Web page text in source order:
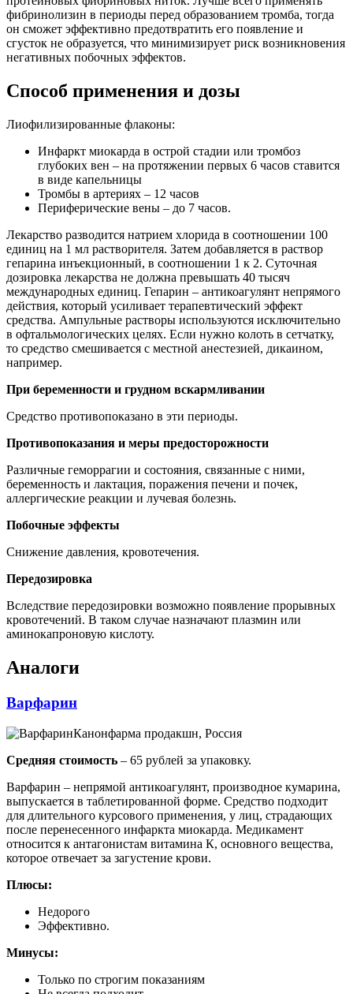
фибринолизин в периоды перед образованием тромба, тогда
он сможет эффективно предотвратить его появление и
сгусток не образуется, что минимизирует риск возникновения
негативных побочных эффектов.
Способ применения и дозы
Лиофилизированные флаконы:
Инфаркт миокарда в острой стадии или тромбоз
глубоких вен – на протяжении первых 6 часов ставится
в виде капельницы
Тромбы в артериях – 12 часов
Периферические вены – до 7 часов.
Лекарство разводится натрием хлорида в соотношении 100
единиц на 1 мл растворителя. Затем добавляется в раствор
гепарина инъекционный, в соотношении 1 к 2. Суточная
дозировка лекарства не должна превышать 40 тысяч
международных единиц. Гепарин – антикоагулянт непрямого
действия, который усиливает терапевтический эффект
средства. Ампульные растворы используются исключительно
в офтальмологических целях. Если нужно колоть в сетчатку,
то средство смешивается с местной анестезией, дикаином,
например.
При беременности и грудном вскармливании
Средство противопоказано в эти периоды.
Противопоказания и меры предосторожности
Различные геморрагии и состояния, связанные с ними,
беременность и лактация, поражения печени и почек,
аллергические реакции и лучевая болезнь.
Побочные эффекты
Снижение давления, кровотечения.
Передозировка
Вследствие передозировки возможно появление прорывных
кровотечений. В таком случае назначают плазмин или
аминокапроновую кислоту.
Аналоги
Варфарин
Канонфарма продакшн, Россия
Средняя стоимость – 65 рублей за упаковку.
Варфарин – непрямой антикоагулянт, производное кумарина,
выпускается в таблетированной форме. Средство подходит
для длительного курсового применения, у лиц, страдающих
после перенесенного инфаркта миокарда. Медикамент
относится к антагонистам витамина К, основного вещества,
которое отвечает за загустение крови.
Плюсы:
Недорого
Эффективно.
Минусы:
Только по строгим показаниям